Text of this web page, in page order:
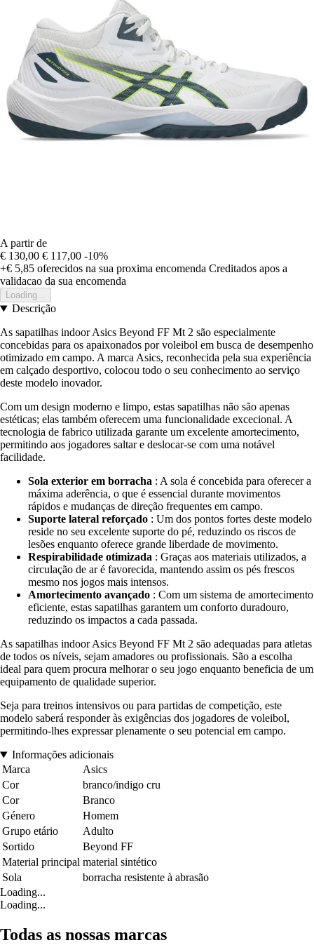
A partir de
€ 130,00 € 117,00 -10%
+€ 5,85 oferecidos na sua proxima encomenda Creditados apos a
validacao da sua encomenda
Loading...
Descrição
As sapatilhas indoor Asics Beyond FF Mt 2 são especialmente
concebidas para os apaixonados por voleibol em busca de desempenho
otimizado em campo. A marca Asics, reconhecida pela sua experiência
em calçado desportivo, colocou todo o seu conhecimento ao serviço
deste modelo inovador.
Com um design moderno e limpo, estas sapatilhas não são apenas
estéticas; elas também oferecem uma funcionalidade excecional. A
tecnologia de fabrico utilizada garante um excelente amortecimento,
permitindo aos jogadores saltar e deslocar-se com uma notável
facilidade.
Sola exterior em borracha : A sola é concebida para oferecer a
máxima aderência, o que é essencial durante movimentos
rápidos e mudanças de direção frequentes em campo.
Suporte lateral reforçado : Um dos pontos fortes deste modelo
reside no seu excelente suporte do pé, reduzindo os riscos de
lesões enquanto oferece grande liberdade de movimento.
Respirabilidade otimizada : Graças aos materiais utilizados, a
circulação de ar é favorecida, mantendo assim os pés frescos
mesmo nos jogos mais intensos.
Amortecimento avançado : Com um sistema de amortecimento
eficiente, estas sapatilhas garantem um conforto duradouro,
reduzindo os impactos a cada passada.
As sapatilhas indoor Asics Beyond FF Mt 2 são adequadas para atletas
de todos os níveis, sejam amadores ou profissionais. São a escolha
ideal para quem procura melhorar o seu jogo enquanto beneficia de um
equipamento de qualidade superior.
Seja para treinos intensivos ou para partidas de competição, este
modelo saberá responder às exigências dos jogadores de voleibol,
permitindo-lhes expressar plenamente o seu potencial em campo.
Informações adicionais
Marca
Asics
Cor
branco/indigo cru
Cor
Branco
Género
Homem
Grupo etário
Adulto
Sortido
Beyond FF
Material principal material sintético
Sola
borracha resistente à abrasão
Loading...
Loading...
Todas as nossas marcas